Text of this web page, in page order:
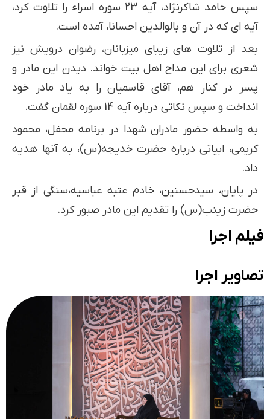
سپس حامد شاکرنژاد، آیه 23 سوره اسراء را تلاوت کرد،
آیه ­ای که در آن و بالوالدین احسانا، آمده است.
بعد از تلاوت­ های زیبای میزبانان، رضوان درویش نیز
شعری برای این مداح اهل بیت خواند. دیدن این مادر و
پسر در کنار هم، آقای قاسمیان را به یاد مادر خود
انداخت و سپس نکاتی درباره آیه 14 سوره لقمان گفت.
به واسطه حضور مادران شهدا در برنامه محفل، محمود
کریمی، ابیاتی درباره حضرت خدیجه(س)، به آنها هدیه
داد.
در پایان، سیدحسنین، خادم عتبه عباسیه،سنگی از قبر
حضرت زینب(س) را تقدیم این مادر صبور کرد.
فیلم اجرا
تصاویر اجرا